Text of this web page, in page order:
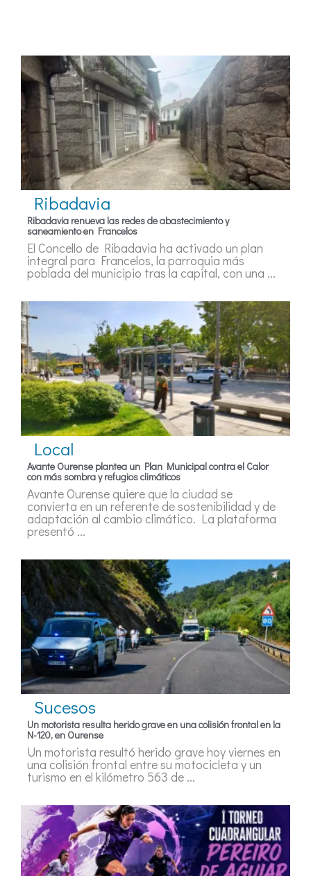
Ribadavia
Ribadavia renueva las redes de abastecimiento y
saneamiento en Francelos
El Concello de Ribadavia ha activado un plan
integral para Francelos, la parroquia más
poblada del municipio tras la capital, con una ...
Local
Avante Ourense plantea un Plan Municipal contra el Calor
con más sombra y refugios climáticos
Avante Ourense quiere que la ciudad se
convierta en un referente de sostenibilidad y de
adaptación al cambio climático. La plataforma
presentó ...
Sucesos
Un motorista resulta herido grave en una colisión frontal en la
N-120, en Ourense
Un motorista resultó herido grave hoy viernes en
una colisión frontal entre su motocicleta y un
turismo en el kilómetro 563 de ...